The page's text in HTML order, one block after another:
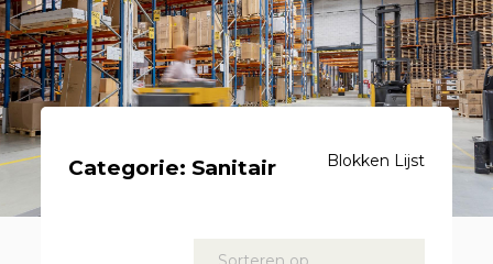
Categorie: Sanitair Blokken Lijst